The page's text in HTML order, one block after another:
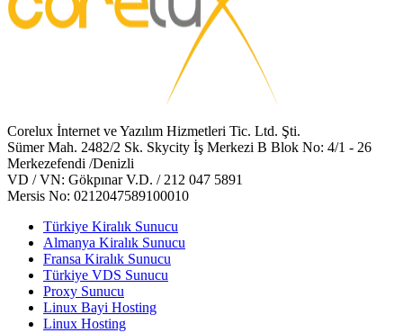
Corelux İnternet ve Yazılım Hizmetleri Tic. Ltd. Şti.
Sümer Mah. 2482/2 Sk. Skycity İş Merkezi B Blok No: 4/1 - 26
Merkezefendi /Denizli
VD / VN: Gökpınar V.D. / 212 047 5891
Mersis No: 0212047589100010
Türkiye Kiralık Sunucu
Almanya Kiralık Sunucu
Fransa Kiralık Sunucu
Türkiye VDS Sunucu
Proxy Sunucu
Linux Bayi Hosting
Linux Hosting